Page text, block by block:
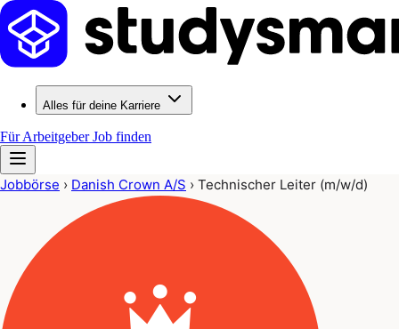
Alles für deine Karriere
Für ArbeitgeberJob finden
Jobbörse › Danish Crown A/S › Technischer Leiter (m/w/d)